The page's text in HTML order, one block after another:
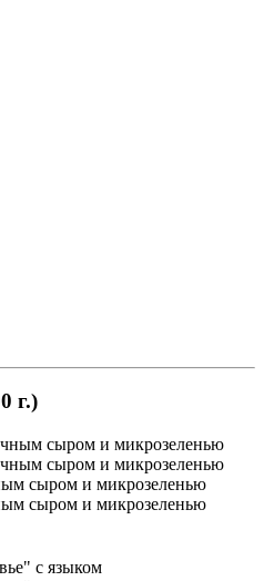
г.)
сыром и микрозеленью
сыром и микрозеленью